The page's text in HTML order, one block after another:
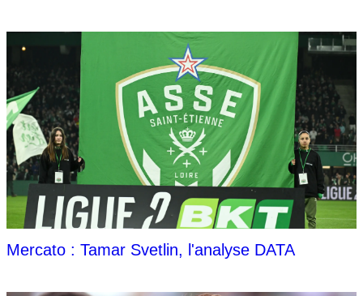
Mercato : Tamar Svetlin, l'analyse DATA